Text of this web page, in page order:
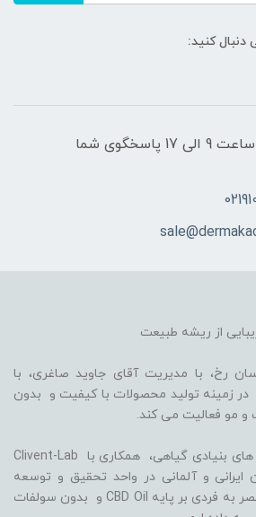
دنبال کنید:
شنبه تا پنج شنبه ، از ساعت 9 الی 17 پاسخگوی شما
از ریشه طبیعت
رخ، با مدیریت آقای جاوید صاغری، با
زمینه تولید محصولات با کیفیت و بدون
و مو فعالیت می کند.
ما با بهره گیری از سلول های بنیادی گیاهی، همکاری با Clivent-Lab
و آلمانی در واحد تحقیق و توسعه
(R&D)، فرمولاسیون منحصر به فردی بر پایه CBD Oil و بدون سولفات